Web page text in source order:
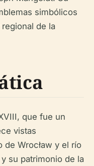
simbólicos
de la
que fue un
vistas
de Wrocław y el río
su patrimonio de la